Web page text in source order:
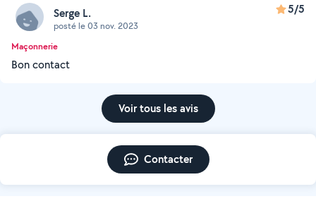
Serge L.
posté le 03 nov. 2023
5/5
Maçonnerie
Bon contact
Voir tous les avis
Contacter